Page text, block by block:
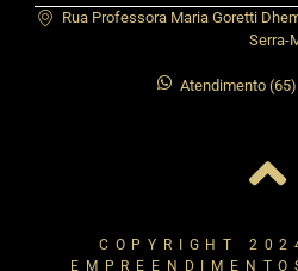
Rua Professora Maria Goretti
Serra-
Atendimento
COPYRIGHT